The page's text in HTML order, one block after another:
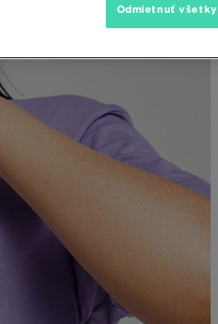
Odmietnuť všetky